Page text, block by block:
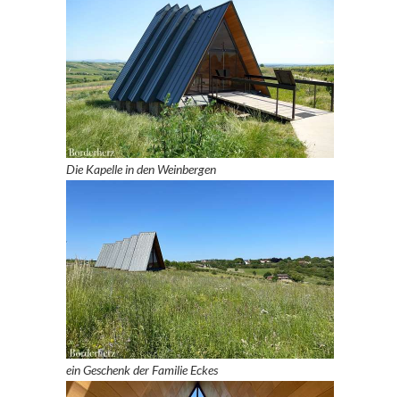
Die Kapelle in den Weinbergen
ein Geschenk der Familie Eckes